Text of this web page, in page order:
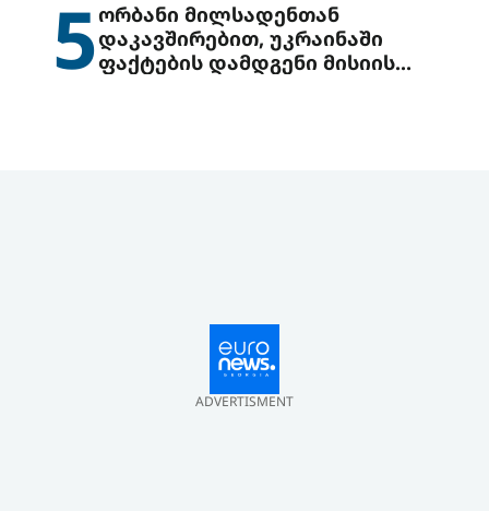
5ორბანი მილსადენთან
დაკავშირებით, უკრაინაში
ფაქტების დამდგენი მისიის
ADVERTISMENT